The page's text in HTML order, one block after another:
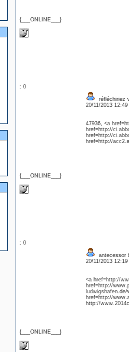
{___ONLINE___}
: 0
{___ONLINE___}
réfléchiriez
20/11/2013
47936, <a
href=http://
href=http://
href=http://
: 0
{___ONLINE___}
antecessor
20/11/2013
<a href=http://
href=http://
href=http://
http://